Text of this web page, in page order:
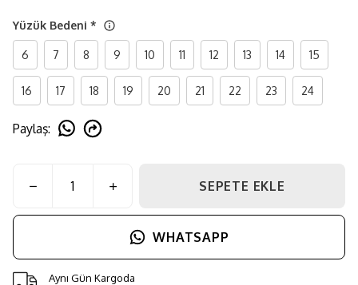
Yüzük Bedeni *
6 7 8 9 10 11 12 13 14 15
16 17 18 19 20 21 22 23 24
Paylaş:
SEPETE EKLE
WHATSAPP
Aynı Gün Kargoda